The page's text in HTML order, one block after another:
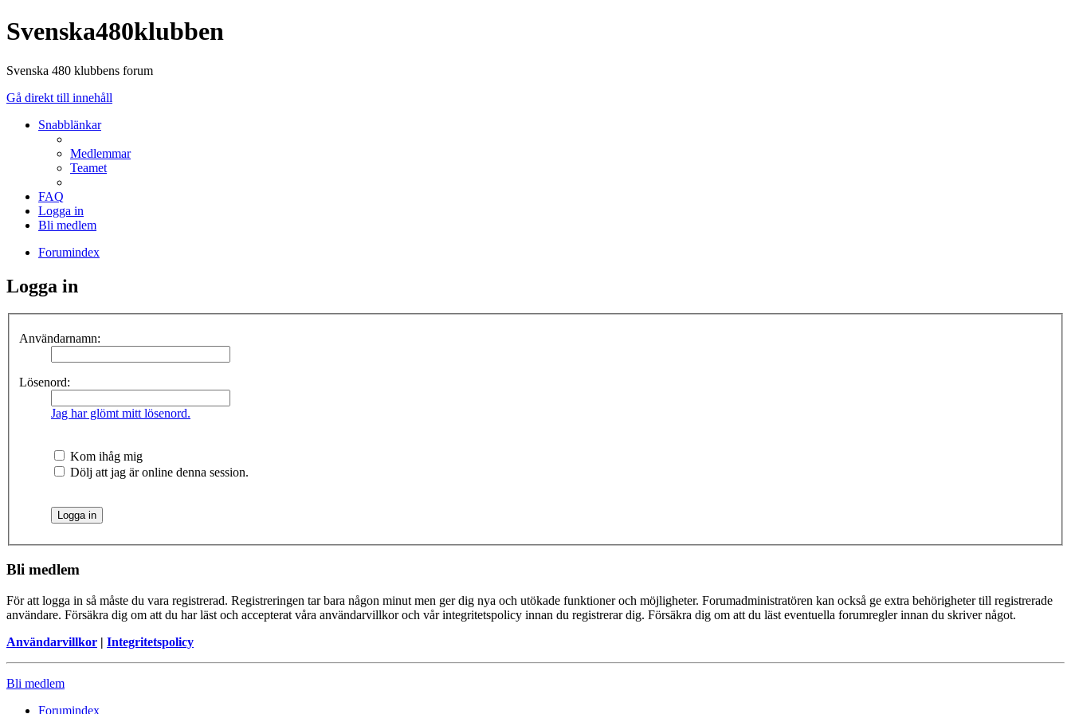
Svenska480klubben
Svenska 480 klubbens forum
Gå direkt till innehåll
Snabblänkar
Medlemmar
Teamet
FAQ
Logga in
Bli medlem
Forumindex
Logga in
Användarnamn:
Lösenord:
Jag har glömt mitt lösenord.
Kom ihåg mig
Dölj att jag är online denna session.
Bli medlem
För att logga in så måste du vara registrerad. Registreringen tar bara någon minut men ger dig nya och utökade funktioner och möjligheter. Forumadministratören kan också ge extra behörigheter till registrerade
användare. Försäkra dig om att du har läst och accepterat våra användarvillkor och vår integritetspolicy innan du registrerar dig. Försäkra dig om att du läst eventuella forumregler innan du skriver något.
Användarvillkor | Integritetspolicy
Bli medlem
Forumindex